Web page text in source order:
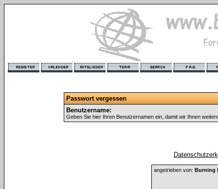
Passwort vergessen
Benutzername:
Geben Sie hier Ihren Benutzernamen ein, damit wir Ihnen
angetrieben von: Burning